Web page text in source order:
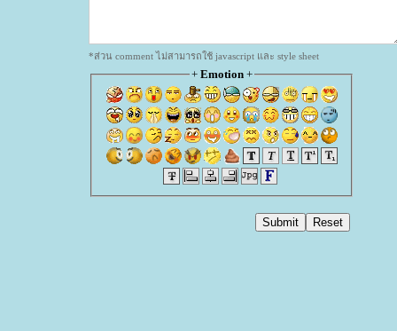
*ส่วน comment ไม่สามารถใช้ javascript และ style sheet
+ Emotion+